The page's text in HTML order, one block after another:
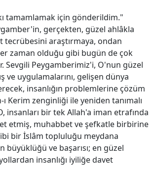
tamamlamak için gönderildim."
gerçekten, güzel ahlâkla
tecrübesini araştırmaya, ondan
zaman olduğu gibi bugün de çok
Sevgili Peygamberimiz'i, O'nun güzel
ve uygulamalarını, gelişen dünya
insanlığın problemlerine çözüm
Kerim zenginliği ile yeniden tanımalı
insanları bir tek Allah'a iman etrafında
etmiş, muhabbet ve şefkatle birbirine
bir İslâm topluluğu meydana
büyüklüğü ve başarısı; en güzel
insanlığı iyiliğe davet